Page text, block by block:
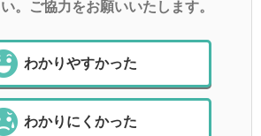
。ご協力をお願いいたします。
わかりやすかった
わかりにくかった